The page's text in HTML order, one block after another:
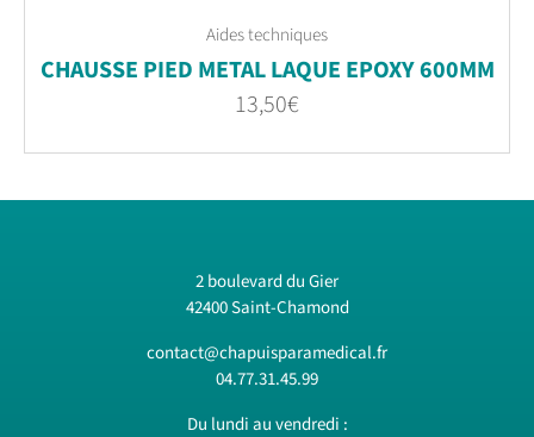
Aides techniques
CHAUSSE PIED METAL LAQUE EPOXY 600MM
13,50€
2 boulevard du Gier
42400 Saint-Chamond
contact@chapuisparamedical.fr
04.77.31.45.99
Du lundi au vendredi :